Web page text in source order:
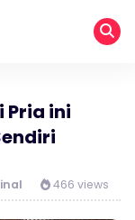
Pria ini
466 views